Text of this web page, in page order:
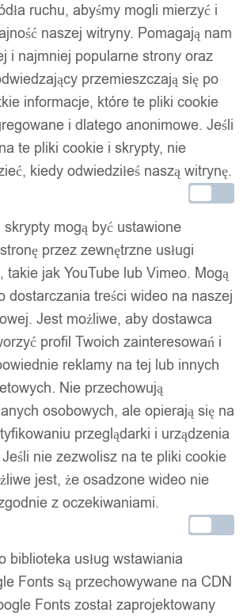
obrączka
316l r.19
od 90 zł
do 14:00 wysyłamy tego samego dnia.
do 14:00 wysyłamy tego samego dnia.
ruchu, abyśmy mogli mierzyć i
naszej witryny. Pomagają nam
i najmniej popularne strony oraz
przemieszczają się po
informacje, które te pliki cookie
i dlatego anonimowe. Jeśli
te pliki cookie i skrypty, nie
kiedy odwiedziłeś naszą witrynę.
mogą być ustawione
przez zewnętrzne usługi
takie jak YouTube lub Vimeo. Mogą
dostarczania treści wideo na naszej
Jest możliwe, aby dostawca
profil Twoich zainteresowań i
reklamy na tej lub innych
Nie przechowują
osobowych, ale opierają się na
przeglądarki i urządzenia
nie zezwolisz na te pliki cookie
jest, że osadzone wideo nie
z oczekiwaniami.
biblioteka usług wstawiania
Fonts są przechowywane na CDN
Fonts został zaprojektowany